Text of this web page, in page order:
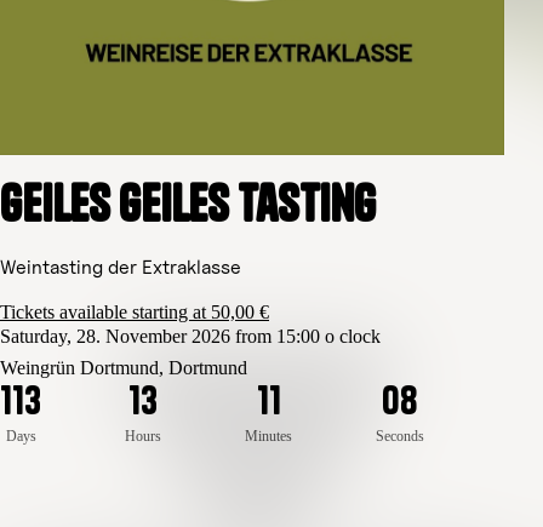
Geiles Geiles Tasting
Weintasting der Extraklasse
Tickets available starting at 50,00 €
Saturday, 28. November 2026 from 15:00 o clock
Weingrün Dortmund, Dortmund
113
Days
13
Hours
11
Minutes
08
7
Seconds